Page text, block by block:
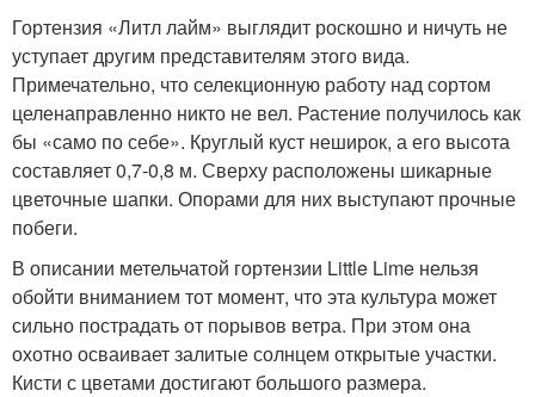
Гортензия «Литл лайм» выглядит роскошно и ничуть не
уступает другим представителям этого вида.
Примечательно, что селекционную работу над сортом
целенаправленно никто не вел. Растение получилось как
бы «само по себе». Круглый куст неширок, а его высота
составляет 0,7-0,8 м. Сверху расположены шикарные
цветочные шапки. Опорами для них выступают прочные
побеги.
В описании метельчатой гортензии Little Lime нельзя
обойти вниманием тот момент, что эта культура может
сильно пострадать от порывов ветра. При этом она
охотно осваивает залитые солнцем открытые участки.
Кисти с цветами достигают большого размера.